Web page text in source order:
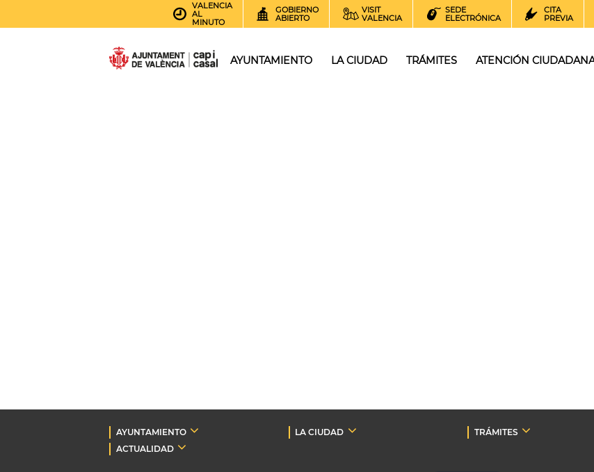
VALENCIA
AL
MINUTO
GOBIERNO
ABIERTO
VISIT
VALENCIA
SEDE
ELECTRÓNICA
CITA
PREVIA
AYUNTAMIENTO LA CIUDAD TRÁMITES ATENCIÓN
AYUNTAMIENTO LA CIUDAD TRÁMITES
ACTUALIDAD